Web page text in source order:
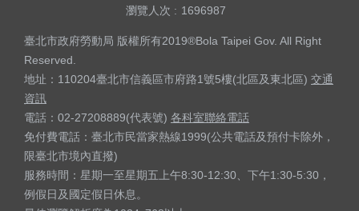
瀏覽人次
1696987
臺北市政府勞動局 版權所有2019®Bola Taipei Gov. All Right
Reserved.
地址：110204臺北市信義區市府路1號5樓(北區及東北區) 交通
資訊
電話：02-27208889(代表號) 各科室聯絡電話
免付費電話：臺北市民當家熱線1999(公共電話及預付卡除外，
限臺北市境內直撥)
服務時間：星期一至星期五上午8:30-12:30、下午1:30-5:30，
例假日及國定假日休息。